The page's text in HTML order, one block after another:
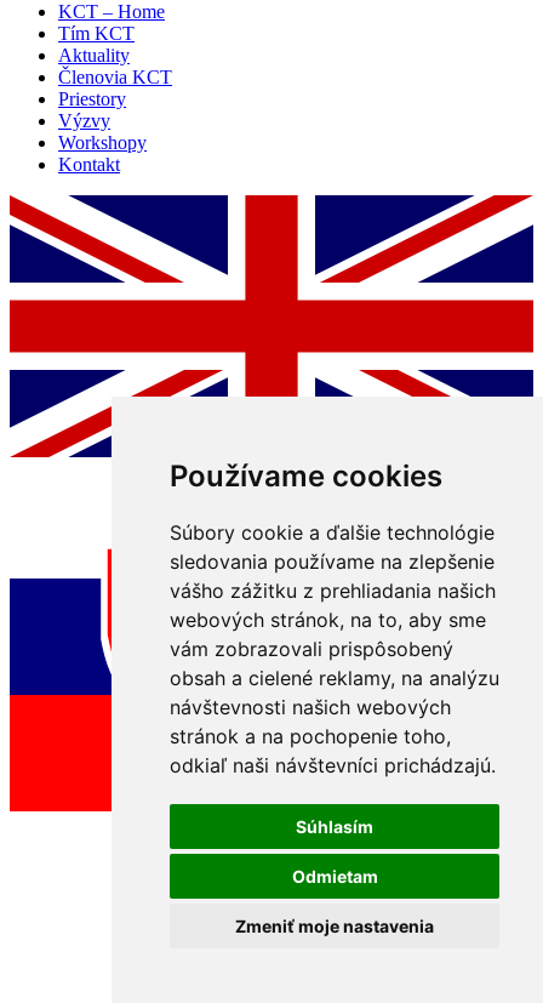
Používame cookies
Súbory cookie a ďalšie technológie
sledovania používame na zlepšenie
vášho zážitku z prehliadania našich
webových stránok, na to, aby sme
vám zobrazovali prispôsobený
obsah a cielené reklamy, na analýzu
návštevnosti našich webových
stránok a na pochopenie toho,
odkiaľ naši návštevníci prichádzajú.
Súhlasím
Odmietam
Zmeniť moje nastavenia
KCT – Home
Tím KCT
Aktuality
Členovia KCT
Priestory
Výzvy
Workshopy
Kontakt